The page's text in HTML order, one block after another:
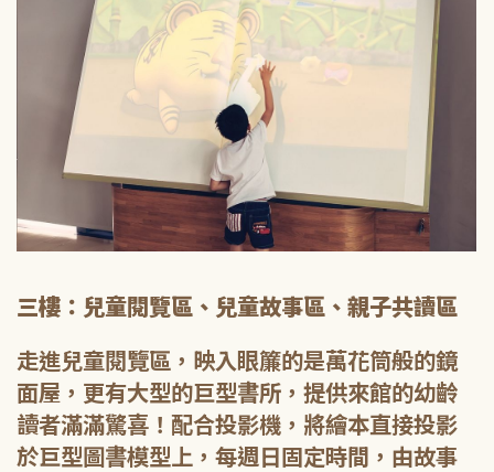
三樓：兒童閱覽區、兒童故事區、親子共讀區
走進兒童閱覽區，映入眼簾的是萬花筒般的鏡
面屋，更有大型的巨型書所，提供來館的幼齡
讀者滿滿驚喜！配合投影機，將繪本直接投影
於巨型圖書模型上，每週日固定時間，由故事